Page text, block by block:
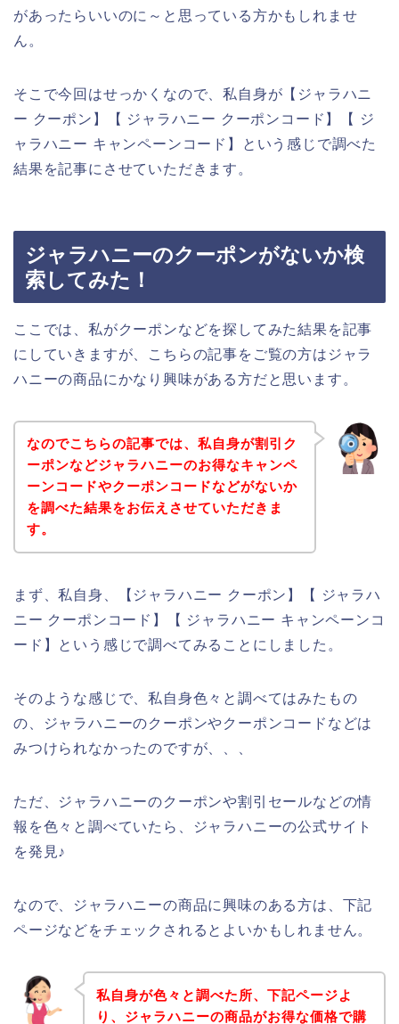
があったらいいのに～と思っている方かもしれませ
ん。
そこで今回はせっかくなので、私自身が【ジャラハニ
ー クーポン】【 ジャラハニー クーポンコード】【 ジ
ャラハニー キャンペーンコード】という感じで調べた
結果を記事にさせていただきます。
ジャラハニーのクーポンがないか検
索してみた！
ここでは、私がクーポンなどを探してみた結果を記事
にしていきますが、こちらの記事をご覧の方はジャラ
ハニーの商品にかなり興味がある方だと思います。
なのでこちらの記事では、私自身が割引ク
ーポンなどジャラハニーのお得なキャンペ
ーンコードやクーポンコードなどがないか
を調べた結果をお伝えさせていただきま
す。
まず、私自身、【ジャラハニー クーポン】【 ジャラハ
ニー クーポンコード】【 ジャラハニー キャンペーンコ
ード】という感じで調べてみることにしました。
そのような感じで、私自身色々と調べてはみたもの
の、ジャラハニーのクーポンやクーポンコードなどは
みつけられなかったのですが、、、
ただ、ジャラハニーのクーポンや割引セールなどの情
報を色々と調べていたら、ジャラハニーの公式サイト
を発見♪
なので、ジャラハニーの商品に興味のある方は、下記
ページなどをチェックされるとよいかもしれません。
私自身が色々と調べた所、下記ページよ
り、ジャラハニーの商品がお得な価格で購